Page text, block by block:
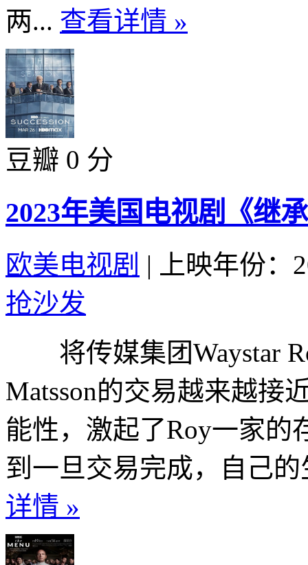
两... 查看详情 »
豆瓣 0 分
2023年美国电视剧《继
欧美电视剧 |
上映年份：
抢沙发
将传媒集团Waystar
Matsson的交易越来越接
能性，激起了Roy一家的
到一旦交易完成，自己
详情 »